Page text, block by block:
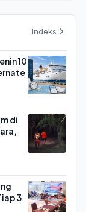
Indeks
10
di
3